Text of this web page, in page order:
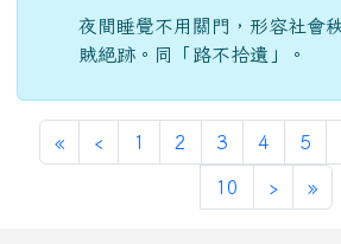
夜間睡覺不用關門，形容社會
賊絕跡。同「路不拾遺」。
«第一頁
‹ 上一頁
1 2 3 4 5
10 ›下一頁
»最